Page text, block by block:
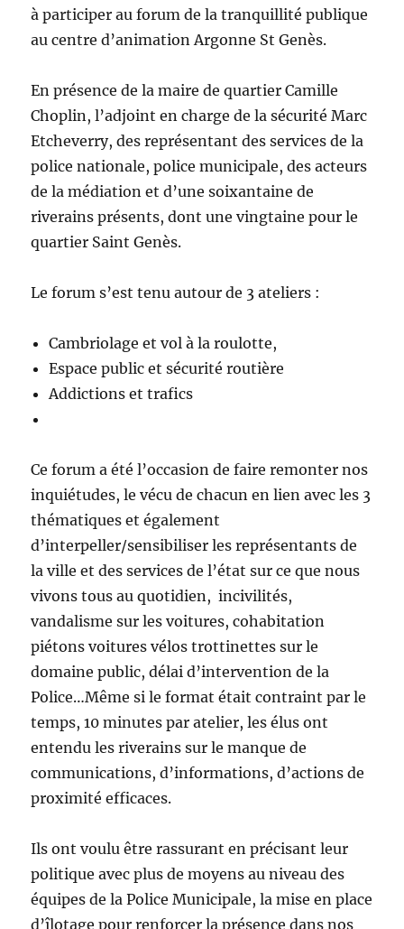
à participer au forum de la tranquillité publique
au centre d’animation Argonne St Genès.
En présence de la maire de quartier Camille
Choplin, l’adjoint en charge de la sécurité Marc
Etcheverry, des représentant des services de la
police nationale, police municipale, des acteurs
de la médiation et d’une soixantaine de
riverains présents, dont une vingtaine pour le
quartier Saint Genès.
Le forum s’est tenu autour de 3 ateliers :
Cambriolage et vol à la roulotte,
Espace public et sécurité routière
Addictions et trafics
Ce forum a été l’occasion de faire remonter nos
inquiétudes, le vécu de chacun en lien avec les 3
thématiques et également
d’interpeller/sensibiliser les représentants de
la ville et des services de l’état sur ce que nous
vivons tous au quotidien, incivilités,
vandalisme sur les voitures, cohabitation
piétons voitures vélos trottinettes sur le
domaine public, délai d’intervention de la
Police…Même si le format était contraint par le
temps, 10 minutes par atelier, les élus ont
entendu les riverains sur le manque de
communications, d’informations, d’actions de
proximité efficaces.
Ils ont voulu être rassurant en précisant leur
politique avec plus de moyens au niveau des
équipes de la Police Municipale, la mise en place
d’îlotage pour renforcer la présence dans nos